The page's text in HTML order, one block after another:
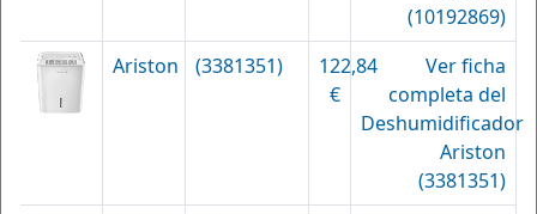
(10192869)
Ariston
(3381351)
122,84
€
Ver ficha
completa del
Deshumidificador
Ariston
(3381351)